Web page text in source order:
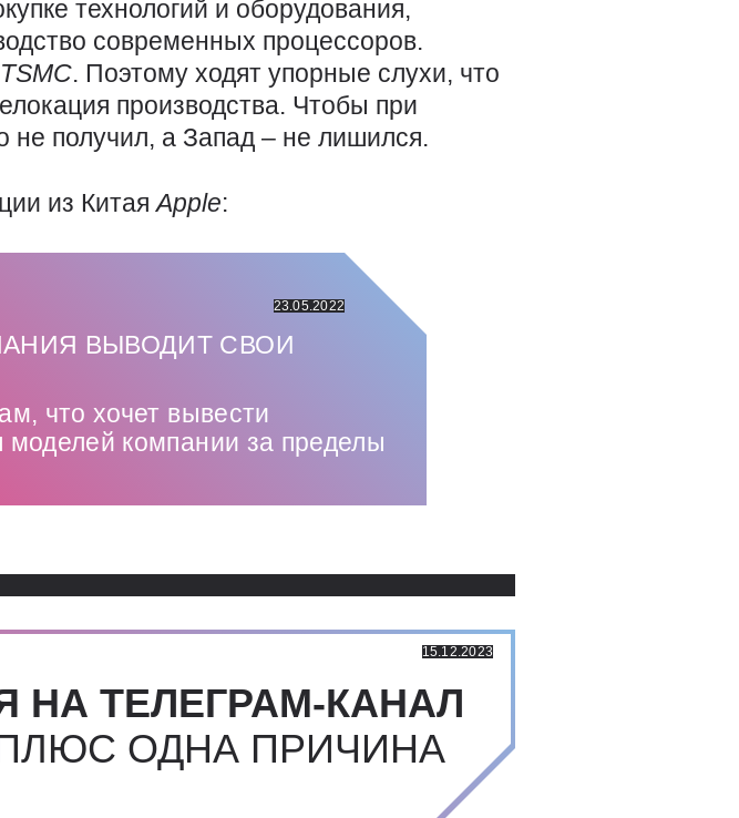
технологий и оборудования,
современных процессоров.
TSMC. Поэтому ходят упорные слухи, что
производства. Чтобы при
не получил, а Запад – не лишился.
из КитаяApple:
23.05.2022
ВЫВОДИТ СВОИ
что хочет вывести
компании за пределы
15.12.2023
НА ТЕЛЕГРАМ-КАНАЛ
ОДНА ПРИЧИНА